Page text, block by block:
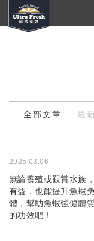
全部文章 最
2025.03.06
無論養殖或觀賞水族
有益，也能提升魚蝦
體，幫助魚蝦強健體
的功效吧！